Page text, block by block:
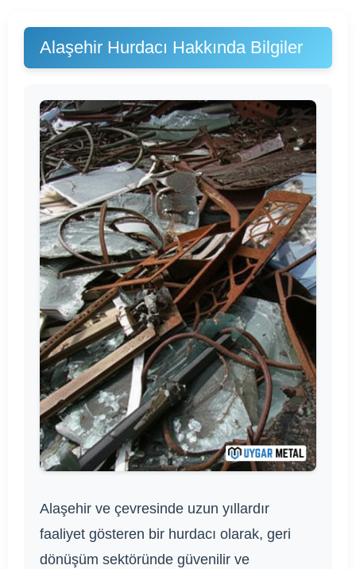
Alaşehir Hurdacı Hakkında Bilgiler
Alaşehir ve çevresinde uzun yıllardır
faaliyet gösteren bir hurdacı olarak, geri
dönüşüm sektöründe güvenilir ve